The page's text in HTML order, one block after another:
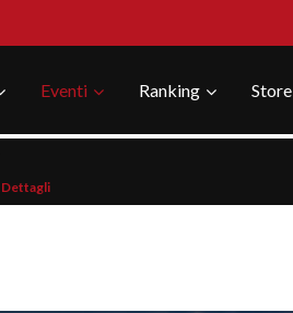
Eventi Ranking Store
Dettagli